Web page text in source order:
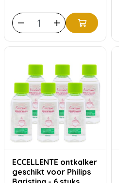
ECCELLENTE ontkalker
geschikt voor Philips